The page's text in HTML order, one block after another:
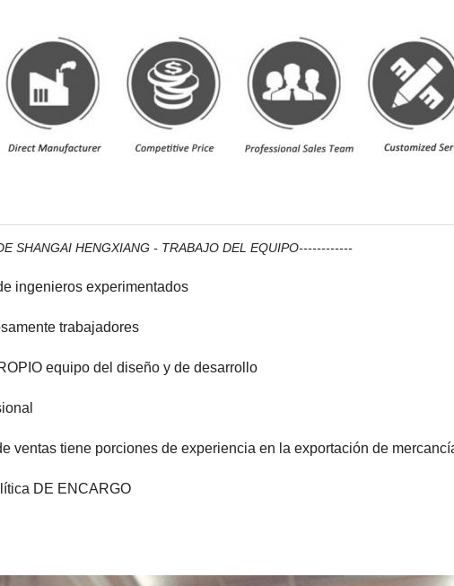
SHANGAI HENGXIANG - TRABAJO DEL EQUIPO------------
ingenieros experimentados
trabajadores
equipo del diseño y de desarrollo
ventas tiene porciones de experiencia en la exportación de
DE ENCARGO